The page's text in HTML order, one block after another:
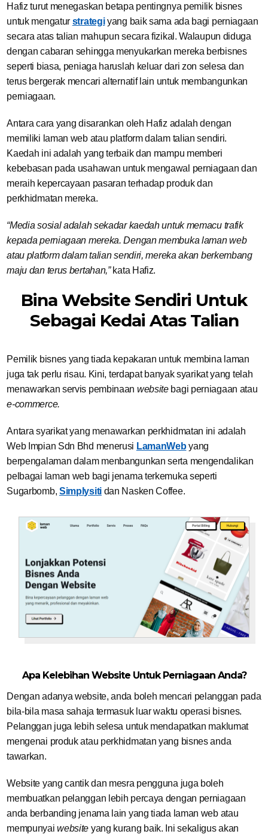
Hafiz turut menegaskan betapa pentingnya pemilik bisnes
untuk mengatur strategiyang baik sama ada bagi perniagaan
secara atas talian mahupun secara fizikal. Walaupun diduga
dengan cabaran sehingga menyukarkan mereka berbisnes
seperti biasa, peniaga haruslah keluar dari zon selesa dan
terus bergerak mencari alternatif lain untuk membangunkan
perniagaan.
Antara cara yang disarankan oleh Hafiz adalah dengan
memiliki laman web atau platform dalam talian sendiri.
Kaedah ini adalah yang terbaik dan mampu memberi
kebebasan pada usahawan untuk mengawal perniagaan dan
meraih kepercayaan pasaran terhadap produk dan
perkhidmatan mereka.
“Media sosial adalah sekadar kaedah untuk memacu trafik
kepada perniagaan mereka. Dengan membuka laman web
atau platform dalam talian sendiri, mereka akan berkembang
maju dan terus bertahan,”kata Hafiz.
Bina Website Sendiri Untuk
Sebagai Kedai Atas Talian
Pemilik bisnes yang tiada kepakaran untuk membina laman
juga tak perlu risau. Kini, terdapat banyak syarikat yang telah
menawarkan servis pembinaan websitebagi perniagaan atau
e-commerce.
Antara syarikat yang menawarkan perkhidmatan ini adalah
Web Impian Sdn Bhd menerusi LamanWebyang
berpengalaman dalam menbangunkan serta mengendalikan
pelbagai laman web bagi jenama terkemuka seperti
Sugarbomb, Simplysitidan Nasken Coffee.
Apa Kelebihan Website Untuk Perniagaan Anda?
Dengan adanya website, anda boleh mencari pelanggan pada
bila-bila masa sahaja termasuk luar waktu operasi bisnes.
Pelanggan juga lebih selesa untuk mendapatkan maklumat
mengenai produk atau perkhidmatan yang bisnes anda
tawarkan.
Website yang cantik dan mesra pengguna juga boleh
membuatkan pelanggan lebih percaya dengan perniagaan
anda berbanding jenama lain yang tiada laman web atau
mempunyaiwebsite yang kurang baik. Ini sekaligus akan